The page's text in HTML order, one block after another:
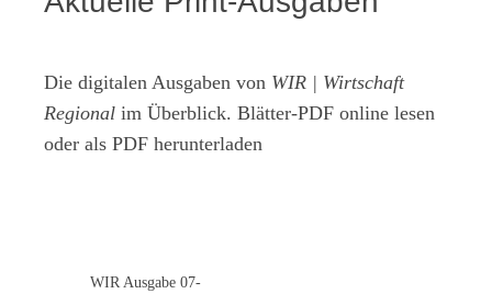
Die digitalen Ausgaben von WIR | Wirtschaft
Regional im Überblick. Blätter-PDF online lesen
oder als PDF herunterladen
WIR Ausgabe 07-